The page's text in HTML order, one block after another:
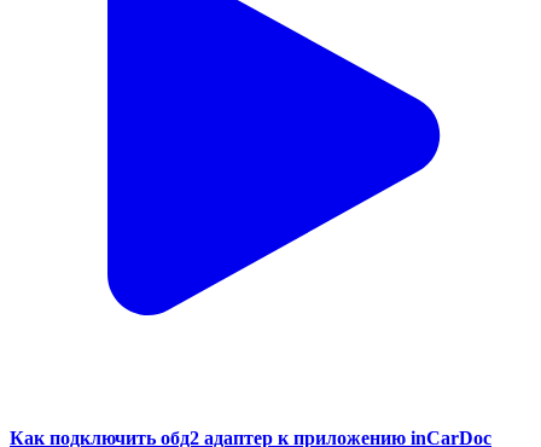
Как подключить обд2 адаптер к приложению inCarDoc